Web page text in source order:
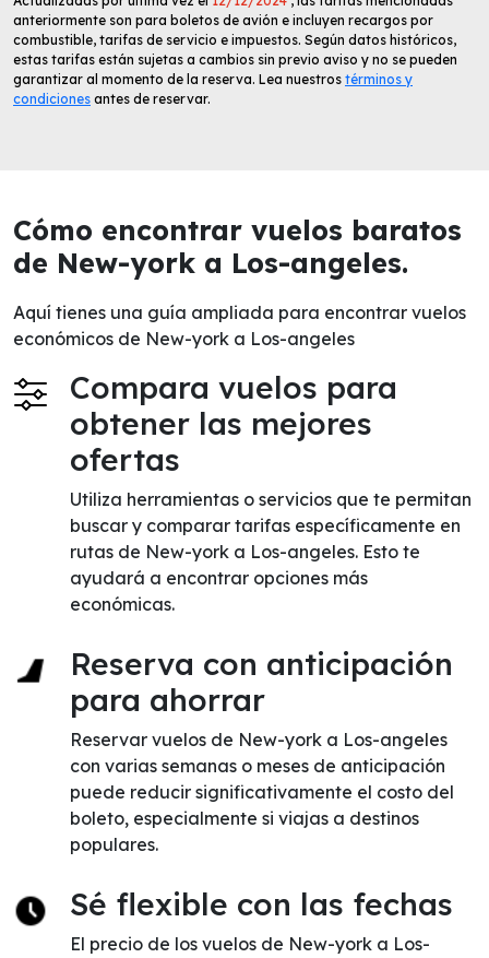
anteriormente son para boletos de avión e incluyen recargos por
combustible, tarifas de servicio e impuestos. Según datos históricos,
estas tarifas están sujetas a cambios sin previo aviso y no se pueden
garantizar al momento de la reserva. Lea nuestros términos y
condiciones antes de reservar.
Cómo encontrar vuelos baratos
de New-york a Los-angeles.
Aquí tienes una guía ampliada para encontrar vuelos
económicos de New-york a Los-angeles
Compara vuelos para
obtener las mejores
ofertas
Utiliza herramientas o servicios que te permitan
buscar y comparar tarifas específicamente en
rutas de New-york a Los-angeles. Esto te
ayudará a encontrar opciones más
económicas.
Reserva con anticipación
para ahorrar
Reservar vuelos de New-york a Los-angeles
con varias semanas o meses de anticipación
puede reducir significativamente el costo del
boleto, especialmente si viajas a destinos
populares.
Sé flexible con las fechas
El precio de los vuelos de New-york a Los-